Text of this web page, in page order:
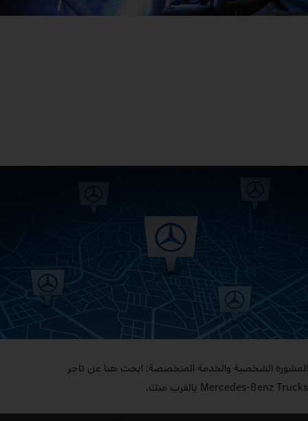
المشورة الشخصية والخدمة المتخصصة: ابحث هنا عن تاجر
Mercedes‑Benz Trucks بالقرب منك.